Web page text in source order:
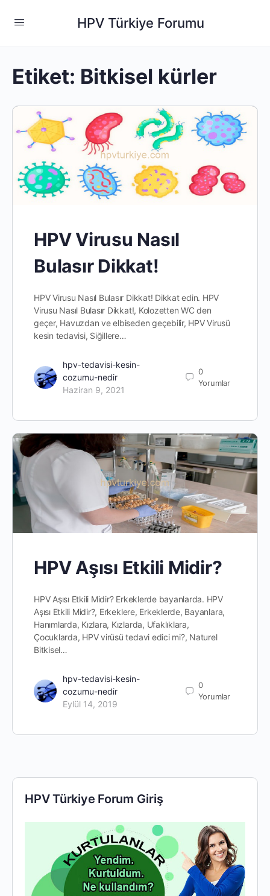
HPV Türkiye Forumu
Etiket: Bitkisel kürler
HPV Virusu Nasıl
Bulasır Dikkat!
HPV Virusu Nasıl Bulasır Dikkat! Dikkat edin. HPV
Virusu Nasıl Bulasır Dikkat!, Kolozetten WC den
geçer, Havuzdan ve elbiseden geçebilir, HPV Virusü
kesin tedavisi, Siğillere…
hpv-tedavisi-kesin-
cozumu-nedir
Haziran 9, 2021
0
Yorumlar
HPV Aşısı Etkili Midir?
HPV Aşısı Etkili Midir? Erkeklerde bayanlarda. HPV
Aşısı Etkili Midir?, Erkeklere, Erkeklerde, Bayanlara,
Hanımlarda, Kızlara, Kızlarda, Ufaklıklara,
Çocuklarda, HPV virüsü tedavi edici mi?, Naturel
Bitkisel…
hpv-tedavisi-kesin-
cozumu-nedir
Eylül 14, 2019
0
Yorumlar
HPV Türkiye Forum Giriş